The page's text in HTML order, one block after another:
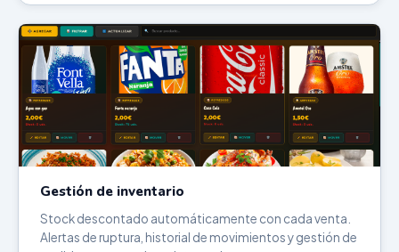
Gestión de inventario
Stock descontado automáticamente con cada venta.
Alertas de ruptura, historial de movimientos y gestión de